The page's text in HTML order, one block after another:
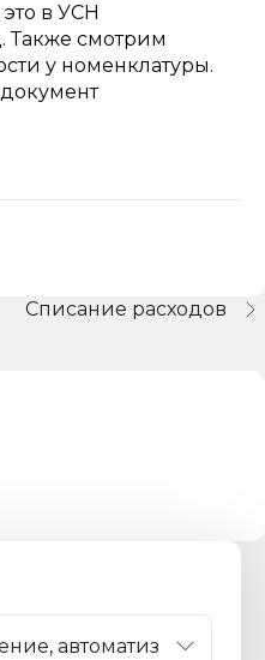
это в УСН
Также смотрим
у номенклатуры.
Списание расходов